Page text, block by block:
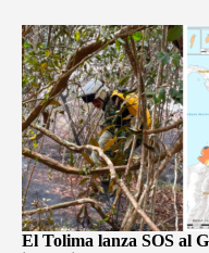
El Tolima lanza SOS al